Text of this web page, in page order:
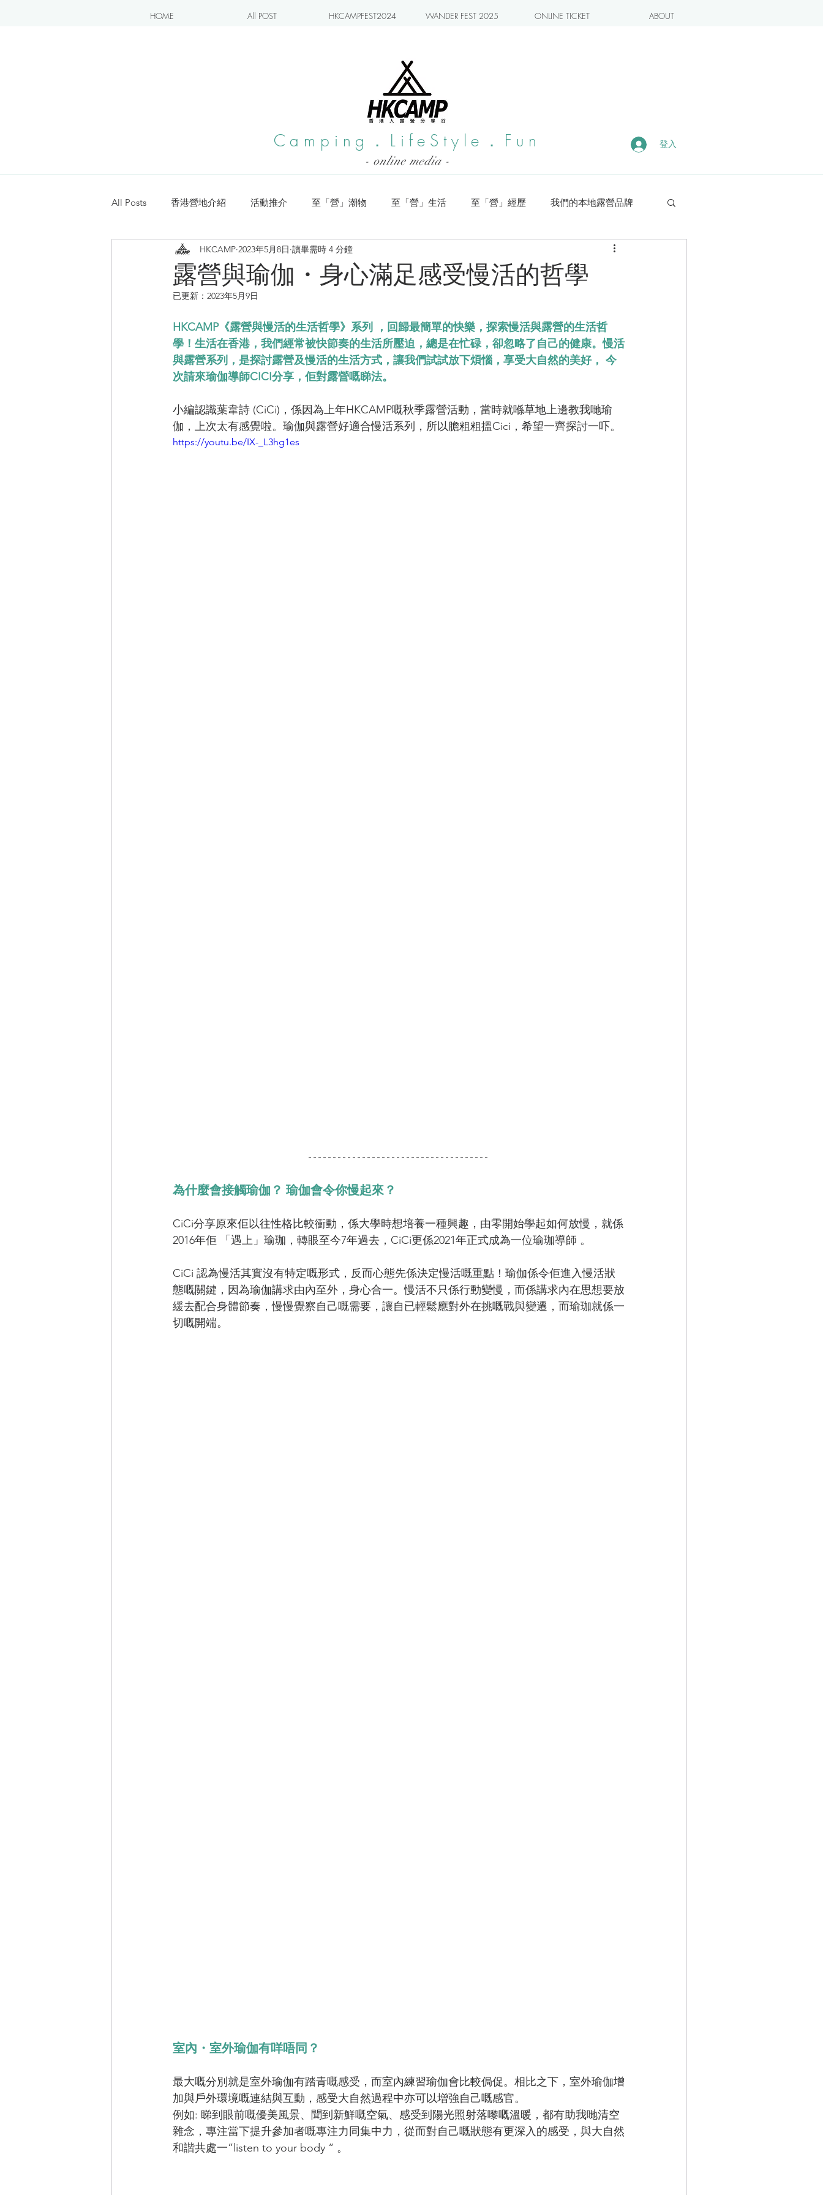
HOME All POST HKCAMPFEST2024 WANDER FEST 2025 ONLINE TICKET ABOUT
Camping．LifeStyle．Fun 登入
- online media -
All Posts 香港營地介紹 活動推介 至「營」潮物 至「營」生活 至「營」經歷 我們的本地露營品牌
露營blogger分享 新手入坑系列 小編實測 露營・遠足熱點
CAMPER音樂電影
露營與瑜伽・身心滿足感受慢活的哲學
HKCAMP 2023年5月8日 讀畢需時 4 分鐘
已更新： 2023年5月9日
HKCAMP《露營與慢活的生活哲學》系列 ，回歸最簡單的快樂，探索慢活與露營的生活哲
學！生活在香港，我們經常被快節奏的生活所壓迫，總是在忙碌，卻忽略了自己的健康。慢活
與露營系列，是探討露營及慢活的生活方式，讓我們試試放下煩惱，享受大自然的美好， 今
次請來瑜伽導師CICI分享，佢對露營嘅睇法。
小編認識葉韋詩 (CiCi)，係因為上年HKCAMP嘅秋季露營活動，當時就喺草地上邊教我哋瑜
伽，上次太有感覺啦。瑜伽與露營好適合慢活系列，所以膽粗粗搵Cici，希望一齊探討一吓。
https://youtu.be/IX-_L3hg1es
為什麼會接觸瑜伽？ 瑜伽會令你慢起來？
CiCi分享原來佢以往性格比較衝動，係大學時想培養一種興趣，由零開始學起如何放慢，就係
2016年佢 「遇上」瑜珈，轉眼至今7年過去，CiCi更係2021年正式成為一位瑜珈導師 。
CiCi 認為慢活其實沒有特定嘅形式，反而心態先係決定慢活嘅重點！瑜伽係令佢進入慢活狀
態嘅關鍵，因為瑜伽講求由內至外，身心合一。慢活不只係行動變慢，而係講求內在思想要放
緩去配合身體節奏，慢慢覺察自己嘅需要，讓自已輕鬆應對外在挑嘅戰與變遷，而瑜珈就係一
切嘅開端。
室內・室外瑜伽有咩唔同？
最大嘅分別就是室外瑜伽有踏青嘅感受，而室內練習瑜伽會比較侷促。相比之下，室外瑜伽增
加與戶外環境嘅連結與互動，感受大自然過程中亦可以增強自己嘅感官。
例如: 睇到眼前嘅優美風景、聞到新鮮嘅空氣、感受到陽光照射落嚟嘅溫暖，都有助我哋清空
雜念，專注當下提升參加者嘅專注力同集中力，從而對自己嘅狀態有更深入的感受，與大自然
和諧共處一”listen to your body “ 。